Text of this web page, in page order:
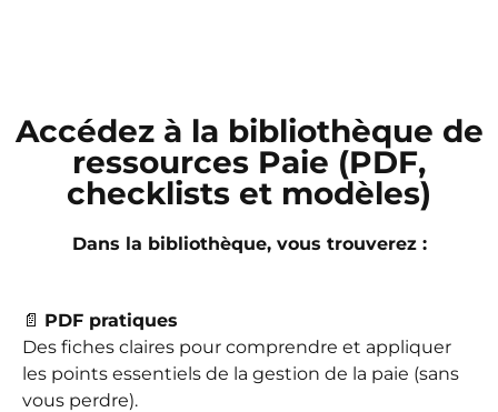
Accédez à la bibliothèque de
ressources Paie (PDF,
checklists et modèles)
Dans la bibliothèque, vous trouverez :
📄 PDF pratiques
Des fiches claires pour comprendre et appliquer
les points essentiels de la gestion de la paie (sans
vous perdre).